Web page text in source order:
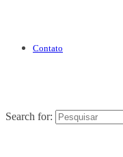
Contato
Search for: